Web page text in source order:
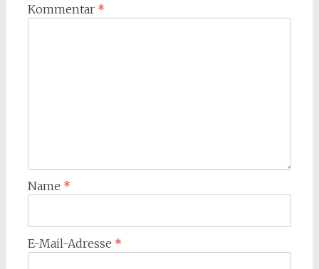
Kommentar *
Name *
E-Mail-Adresse *